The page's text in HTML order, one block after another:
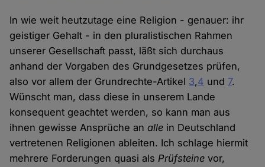
In wie weit heutzutage eine Religion - genauer: ihr
geistiger Gehalt - in den pluralistischen Rahmen
unserer Gesellschaft passt, läßt sich durchaus
anhand der Vorgaben des Grundgesetzes prüfen,
also vor allem der Grundrechte-Artikel 3,4 und 7.
Wünscht man, dass diese in unserem Lande
konsequent geachtet werden, so kann man aus
ihnen gewisse Ansprüche analle in Deutschland
vertretenen Religionen ableiten. Ich schlage hiermit
mehrere Forderungen quasi alsPrüfsteine vor,